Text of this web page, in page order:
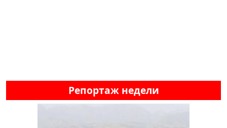
Репортаж недели